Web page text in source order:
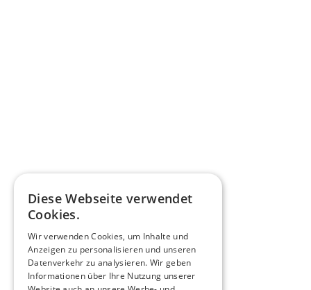
Diese Webseite verwendet
Cookies.
Wir verwenden Cookies, um Inhalte und
Anzeigen zu personalisieren und unseren
Datenverkehr zu analysieren. Wir geben
Informationen über Ihre Nutzung unserer